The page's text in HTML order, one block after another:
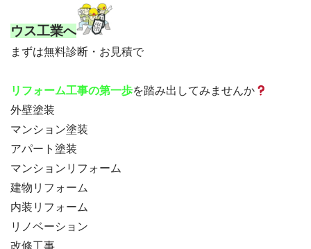
ウス工業へ
まずは無料診断・お見積で
リフォーム工事の第一歩を踏み出してみませんか
外壁塗装
マンション塗装
アパート塗装
マンションリフォーム
建物リフォーム
内装リフォーム
リノベーション
改修工事